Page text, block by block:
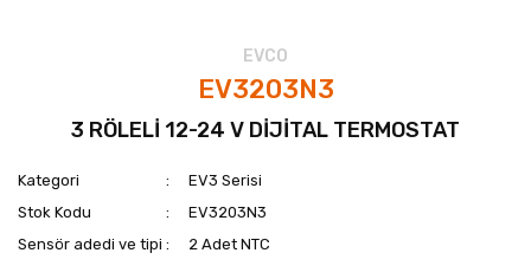
EVCO
EV3203N3
3 RÖLELİ 12-24 V DİJİTAL TERMOSTAT
Kategori
EV3 Serisi
Stok Kodu
EV3203N3
Sensör adedi ve tipi
2 Adet NTC